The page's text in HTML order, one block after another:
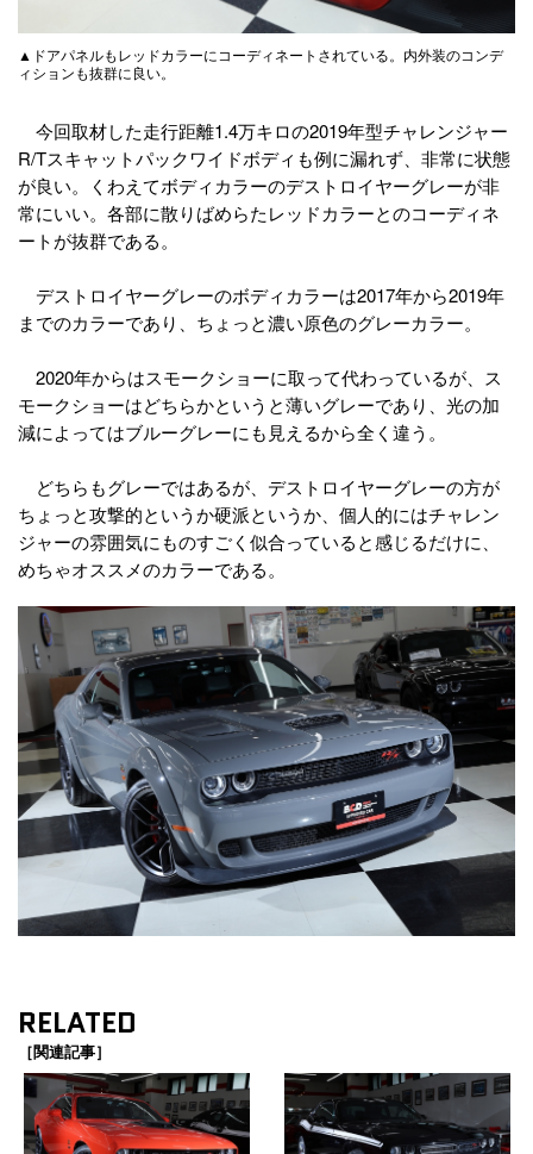
▲ドアパネルもレッドカラーにコーディネートされている。内外装のコンデ
ィションも抜群に良い。
今回取材した走行距離1.4万キロの2019年型チャレンジャー
R/Tスキャットパックワイドボディも例に漏れず、非常に状態
が良い。くわえてボディカラーのデストロイヤーグレーが非
常にいい。各部に散りばめらたレッドカラーとのコーディネ
ートが抜群である。
デストロイヤーグレーのボディカラーは2017年から2019年
までのカラーであり、ちょっと濃い原色のグレーカラー。
2020年からはスモークショーに取って代わっているが、ス
モークショーはどちらかというと薄いグレーであり、光の加
減によってはブルーグレーにも見えるから全く違う。
どちらもグレーではあるが、デストロイヤーグレーの方が
ちょっと攻撃的というか硬派というか、個人的にはチャレン
ジャーの雰囲気にものすごく似合っていると感じるだけに、
めちゃオススメのカラーである。
RELATED
［関連記事］